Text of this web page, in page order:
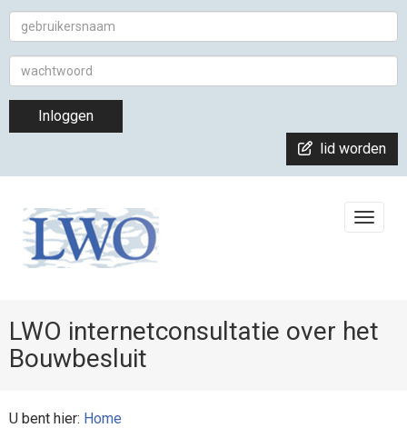
Inloggen
lid worden
LWO internetconsultatie over het
Bouwbesluit
U bent hier: Home